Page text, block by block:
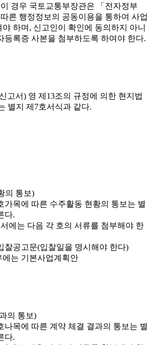
경우 국토교통부장관은 「전자정부
른 행정정보의 공동이용을 통하여 사업
하며, 신고인이 확인에 동의하지 아니
등록증 사본을 첨부하도록 하여야 한다.
고서) 영 제13조의 규정에 의한 현지법
별지 제7호서식과 같다.
의 통보)
목에 따른 수주활동 현황의 통보는 별
다.
에는 다음 각 호의 서류를 첨부해야 한
찰공고문(입찰일을 명시해야 한다)
에는 기본사업계획안
의 통보)
목에 따른 계약 체결 결과의 통보는 별
다.